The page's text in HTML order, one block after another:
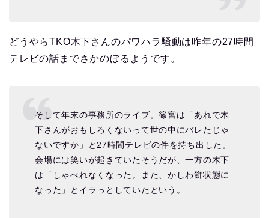
どうやらTKO木下さんのパワハラ騒動は昨年の27時間
テレビの話までさかのぼるようです。
そして年末の事務所のライブ。篠宮は「あれで木
下さんがおもしろくないって世の中にバレたじゃ
ないですか」と27時間テレビの件を持ち出した。
会場には笑いが起きていたそうだが、一方の木下
は「しゃべれなくなった。また、かしわ餅状態に
なった」とイラっとしていたという。